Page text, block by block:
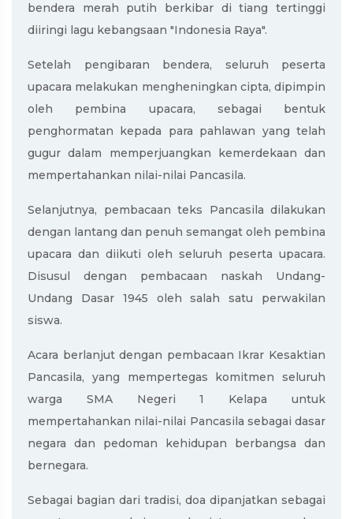
bendera merah putih berkibar di tiang tertinggi
diiringi lagu kebangsaan "Indonesia Raya".
Setelah pengibaran bendera, seluruh peserta
upacara melakukan mengheningkan cipta, dipimpin
oleh pembina upacara, sebagai bentuk
penghormatan kepada para pahlawan yang telah
gugur dalam memperjuangkan kemerdekaan dan
mempertahankan nilai-nilai Pancasila.
Selanjutnya, pembacaan teks Pancasila dilakukan
dengan lantang dan penuh semangat oleh pembina
upacara dan diikuti oleh seluruh peserta upacara.
Disusul dengan pembacaan naskah Undang-
Undang Dasar 1945 oleh salah satu perwakilan
siswa.
Acara berlanjut dengan pembacaan Ikrar Kesaktian
Pancasila, yang mempertegas komitmen seluruh
warga SMA Negeri 1 Kelapa untuk
mempertahankan nilai-nilai Pancasila sebagai dasar
negara dan pedoman kehidupan berbangsa dan
bernegara.
Sebagai bagian dari tradisi, doa dipanjatkan sebagai